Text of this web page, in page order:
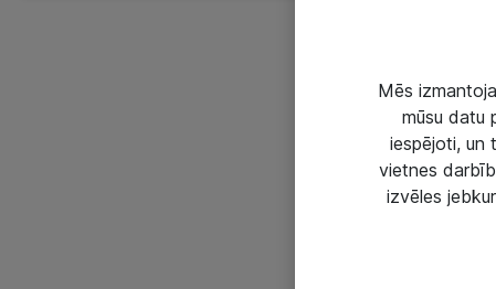
Mēs
mūsu datu
iespējoti, un
vietnes
izvēles